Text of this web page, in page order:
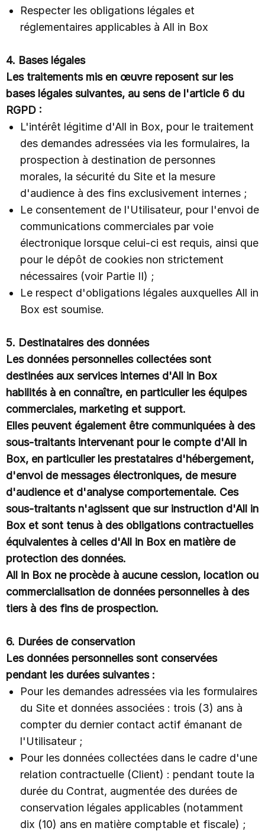
Respecter les obligations légales et
réglementaires applicables à All in Box
4. Bases légales
Les traitements mis en œuvre reposent sur les
bases légales suivantes, au sens de l'article 6 du
RGPD :
L'intérêt légitime d'All in Box, pour le traitement
des demandes adressées via les formulaires, la
prospection à destination de personnes
morales, la sécurité du Site et la mesure
d'audience à des fins exclusivement internes ;
Le consentement de l'Utilisateur, pour l'envoi de
communications commerciales par voie
électronique lorsque celui-ci est requis, ainsi que
pour le dépôt de cookies non strictement
nécessaires (voir Partie II) ;
Le respect d'obligations légales auxquelles All in
Box est soumise.
5. Destinataires des données
Les données personnelles collectées sont
destinées aux services internes d'All in Box
habilités à en connaître, en particulier les équipes
commerciales, marketing et support.
Elles peuvent également être communiquées à des
sous-traitants intervenant pour le compte d'All in
Box, en particulier les prestataires d'hébergement,
d'envoi de messages électroniques, de mesure
d'audience et d'analyse comportementale. Ces
sous-traitants n'agissent que sur instruction d'All in
Box et sont tenus à des obligations contractuelles
équivalentes à celles d'All in Box en matière de
protection des données.
All in Box ne procède à aucune cession, location ou
commercialisation de données personnelles à des
tiers à des fins de prospection.
6. Durées de conservation
Les données personnelles sont conservées
pendant les durées suivantes :
Pour les demandes adressées via les formulaires
du Site et données associées : trois (3) ans à
compter du dernier contact actif émanant de
l'Utilisateur ;
Pour les données collectées dans le cadre d'une
relation contractuelle (Client) : pendant toute la
durée du Contrat, augmentée des durées de
conservation légales applicables (notamment
dix (10) ans en matière comptable et fiscale) ;